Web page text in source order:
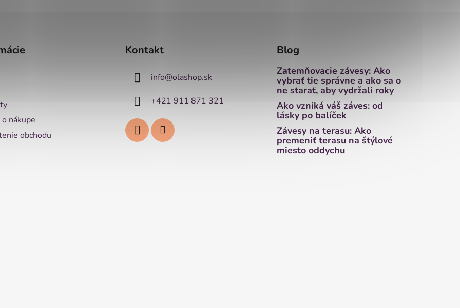
nákupe
obchodu
Kontakt
info@olashop.sk
+421 911 871 321
Blog
Zatemňovacie závesy: Ako
vybrať tie správne a ako sa o
ne starať, aby vydržali roky
Ako vzniká váš záves: od
lásky po balíček
Závesy na terasu: Ako
premeniť terasu na štýlové
miesto oddychu